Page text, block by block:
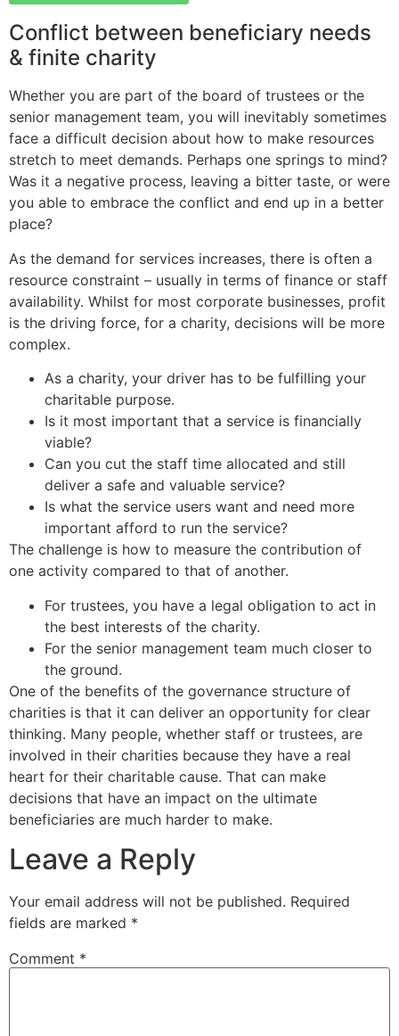
Prof. Bhavanari Satyanarayana & Smt. Jayalakshmi
AP State President & Secretary, Guntur, AP
Dr. Lalitha Bharat
Sri Kolluri Satyanarayana
VIP Member, Tenali
Sri Lavan
VIP Member, Newzland
VIP Member, Hyderabad
Conflict between beneficiary needs
& finite charity
Whether you are part of the board of trustees or the
senior management team, you will inevitably sometimes
face a difficult decision about how to make resources
stretch to meet demands. Perhaps one springs to mind?
Was it a negative process, leaving a bitter taste, or were
you able to embrace the conflict and end up in a better
place?
As the demand for services increases, there is often a
resource constraint – usually in terms of finance or staff
availability. Whilst for most corporate businesses, profit
is the driving force, for a charity, decisions will be more
complex.
As a charity, your driver has to be fulfilling your
charitable purpose.
Is it most important that a service is financially
viable?
Can you cut the staff time allocated and still
deliver a safe and valuable service?
Is what the service users want and need more
important afford to run the service?
The challenge is how to measure the contribution of
one activity compared to that of another.
For trustees, you have a legal obligation to act in
the best interests of the charity.
For the senior management team much closer to
the ground.
One of the benefits of the governance structure of
charities is that it can deliver an opportunity for clear
thinking. Many people, whether staff or trustees, are
involved in their charities because they have a real
heart for their charitable cause. That can make
decisions that have an impact on the ultimate
beneficiaries are much harder to make.
Leave a Reply
Your email address will not be published. Required
fields are marked *
Comment *